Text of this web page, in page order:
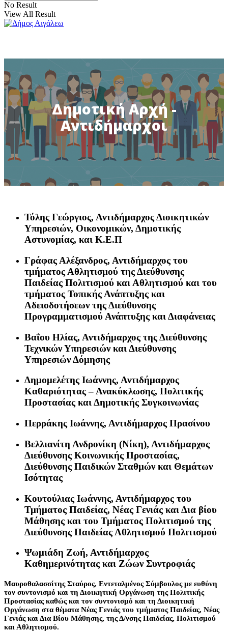
No Result
View All Result
Δημοτική Αρχή -
Αντιδήμαρχοι
Τόλης Γεώργιος, Αντιδήμαρχος Διοικητικών
Υπηρεσιών, Οικονομικών, Δημοτικής
Αστυνομίας, και Κ.Ε.Π
Γράφας Αλέξανδρος, Αντιδήμαρχος του
τμήματος Αθλητισμού της Διεύθυνσης
Παιδείας Πολιτισμού και Αθλητισμού και του
τμήματος Τοπικής Ανάπτυξης και
Αδειοδοτήσεων της Διεύθυνσης
Προγραμματισμού Ανάπτυξης και Διαφάνειας
Βαΐου Ηλίας, Αντιδήμαρχος της Διεύθυνσης
Τεχνικών Υπηρεσιών και Διεύθυνσης
Υπηρεσιών Δόμησης
Δημομελέτης Ιωάννης, Αντιδήμαρχος
Καθαριότητας – Ανακύκλωσης, Πολιτικής
Προστασίας και Δημοτικής Συγκοινωνίας
Περράκης Ιωάννης, Αντιδήμαρχος Πρασίνου
Βελλιανίτη Ανδρονίκη (Νίκη), Αντιδήμαρχος
Διεύθυνσης Κοινωνικής Προστασίας,
Διεύθυνσης Παιδικών Σταθμών και Θεμάτων
Ισότητας
Κουτούλιας Ιωάννης, Αντιδήμαρχος του
Τμήματος Παιδείας, Νέας Γενιάς και Δια βίου
Μάθησης και του Τμήματος Πολιτισμού της
Διεύθυνσης Παιδείας Αθλητισμού Πολιτισμού
Ψωμιάδη Ζωή, Αντιδήμαρχος
Καθημερινότητας και Ζώων Συντροφιάς
Μαυροθαλασσίτης Σταύρος, Εντεταλμένος Σύμβουλος με ευθύνη
τον συντονισμό και τη Διοικητική Οργάνωση της Πολιτικής
Προστασίας καθώς και τον συντονισμό και τη Διοικητική
Οργάνωση στα θέματα Νέας Γενιάς του τμήματος Παιδείας, Νέας
Γενιάς και Δια Βίου Μάθησης, της Δ/νσης Παιδείας, Πολιτισμού
και Αθλητισμού.